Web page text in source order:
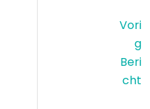
Vori
G
Beri
Cht